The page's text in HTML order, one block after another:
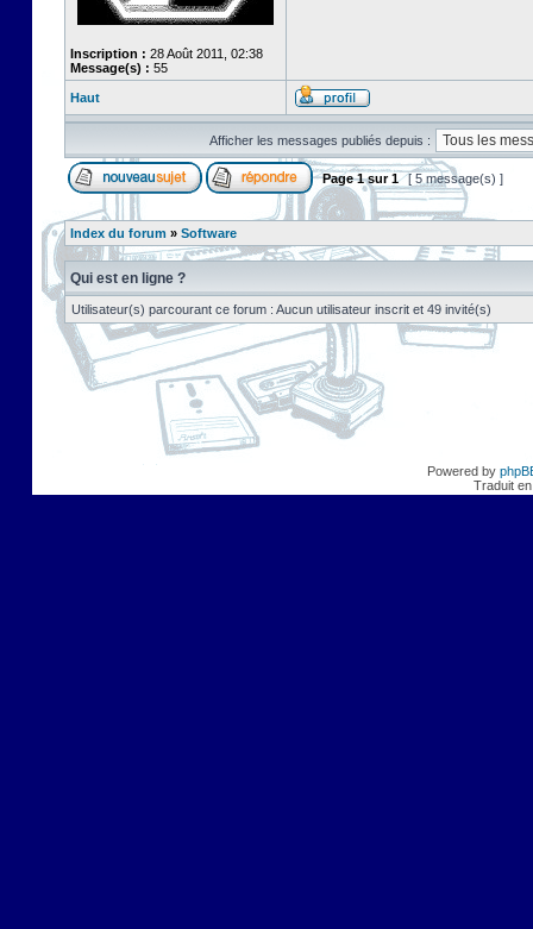
Inscription : 28 Août 2011, 02:38
Message(s) : 55
Haut
Afficher les messages publiés depuis :
Page1sur1 [ 5 message(s) ]
Index du forum » Software
Qui est en ligne ?
Utilisateur(s) parcourant ce forum : Aucun utilisateur inscrit et 49 invité(s)
Powered by
Traduit